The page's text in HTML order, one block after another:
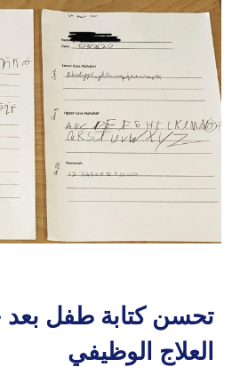
تحسن كتابة طفل
العلاج الوظيفي